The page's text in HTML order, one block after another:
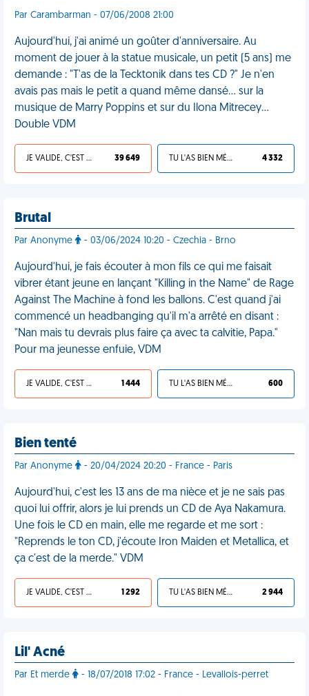
Par Carambarman - 07/06/2008 21:00
Aujourd'hui, j'ai animé un goûter d'anniversaire. Au
moment de jouer à la statue musicale, un petit (5 ans) me
demande : "T'as de la Tecktonik dans tes CD ?" Je n'en
avais pas mais le petit a quand même dansé... sur la
musique de Marry Poppins et sur du Ilona Mitrecey...
Double VDM
JE VALIDE, C'EST UNE VDM 39 649 TU L'AS BIEN MÉRITÉ 4 332
Brutal
Par Anonyme - 03/06/2024 10:20 - Czechia - Brno
Aujourd'hui, je fais écouter à mon fils ce qui me faisait
vibrer étant jeune en lançant "Killing in the Name" de Rage
Against The Machine à fond les ballons. C'est quand j'ai
commencé un headbanging qu'il m'a arrêté en disant :
"Nan mais tu devrais plus faire ça avec ta calvitie, Papa."
Pour ma jeunesse enfuie, VDM
JE VALIDE, C'EST UNE VDM 1 444 TU L'AS BIEN MÉRITÉ 600
Bien tenté
Par Anonyme - 20/04/2024 20:20 - France - Paris
Aujourd'hui, c'est les 13 ans de ma nièce et je ne sais pas
quoi lui offrir, alors je lui prends un CD de Aya Nakamura.
Une fois le CD en main, elle me regarde et me sort :
"Reprends le ton CD, j'écoute Iron Maiden et Metallica, et
ça c'est de la merde." VDM
JE VALIDE, C'EST UNE VDM 1 292 TU L'AS BIEN MÉRITÉ 2 944
Lil' Acné
Par Et merde - 18/07/2018 17:02 - France - Levallois-perret